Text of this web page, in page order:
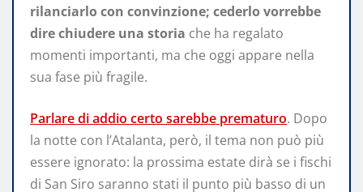
rilanciarlo con convinzione; cederlo vorrebbe
dire chiudere una storia che ha regalato
momenti importanti, ma che oggi appare nella
sua fase più fragile.
Parlare di addio certo sarebbe prematuro. Dopo
la notte con l’Atalanta, però, il tema non può più
essere ignorato: la prossima estate dirà se i fischi
di San Siro saranno stati il punto più basso di un